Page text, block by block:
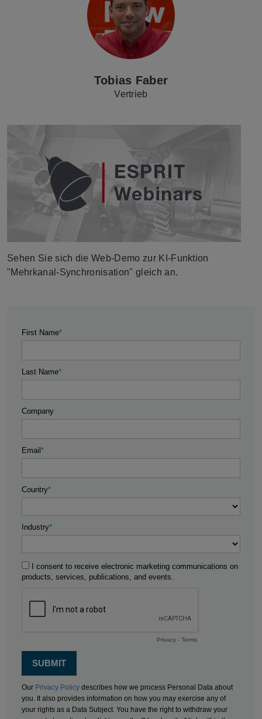
Tobias Faber
Vertrieb
Sehen Sie sich die Web-Demo zur KI-Funktion
"Mehrkanal-Synchronisation" gleich an.